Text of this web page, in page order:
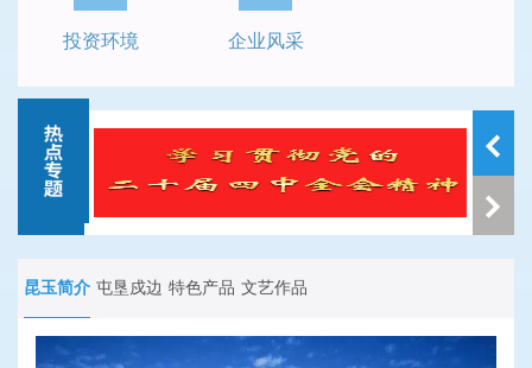
投资环境 企业风采
昆玉简介 屯垦戍边 特色产品 文艺作品